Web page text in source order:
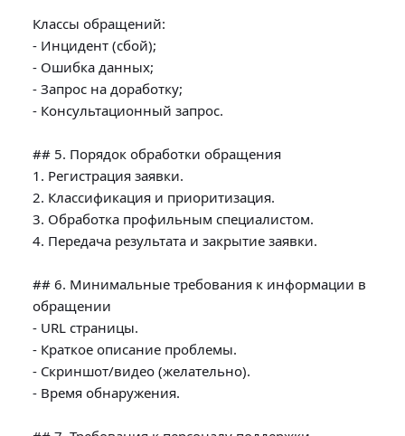
Классы обращений:
- Инцидент (сбой);
- Ошибка данных;
- Запрос на доработку;
- Консультационный запрос.
## 5. Порядок обработки обращения
1. Регистрация заявки.
2. Классификация и приоритизация.
3. Обработка профильным специалистом.
4. Передача результата и закрытие заявки.
## 6. Минимальные требования к информации в
обращении
- URL страницы.
- Краткое описание проблемы.
- Скриншот/видео (желательно).
- Время обнаружения.